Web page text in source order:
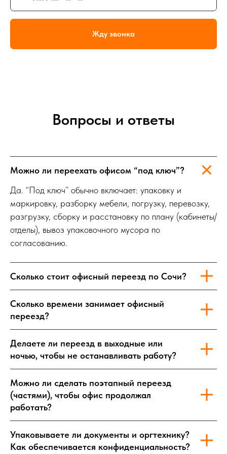
Жду звонка
Вопросы и ответы
Можно ли переехать офисом “под ключ”?
Да. “Под ключ” обычно включает: упаковку и
маркировку, разборку мебели, погрузку, перевозку,
разгрузку, сборку и расстановку по плану (кабинеты/
отделы), вывоз упаковочного мусора по
согласованию.
Сколько стоит офисный переезд по Сочи?
Сколько времени занимает офисный
переезд?
Делаете ли переезд в выходные или
ночью, чтобы не останавливать работу?
Можно ли сделать поэтапный переезд
(частями), чтобы офис продолжал
работать?
Упаковываете ли документы и оргтехнику?
Как обеспечивается конфиденциальность?